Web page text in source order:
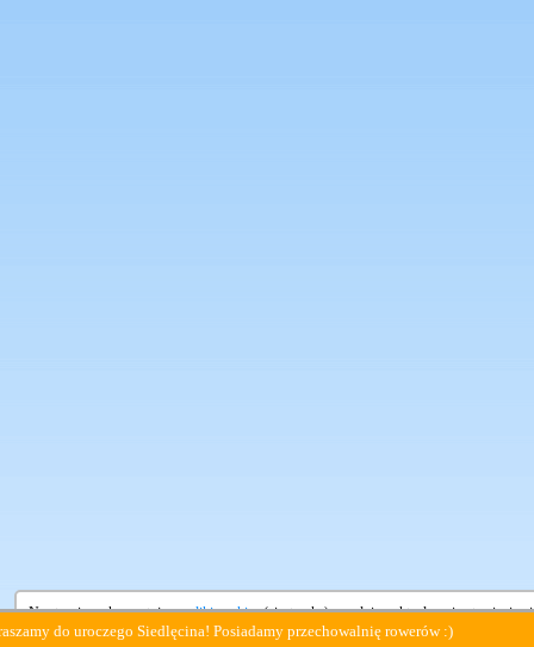
Na stronie wykorzystujemypliki cookies(ciasteczka), zgodnie z aktualnymi
do uroczego Siedlęcina! Posiadamy przechowalnię rowerów :)